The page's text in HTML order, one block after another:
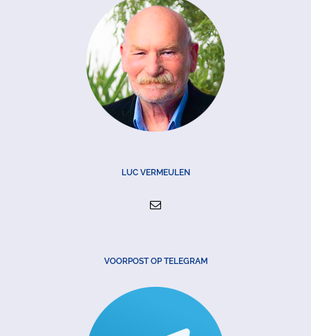
LUC VERMEULEN
VOORPOST OP TELEGRAM